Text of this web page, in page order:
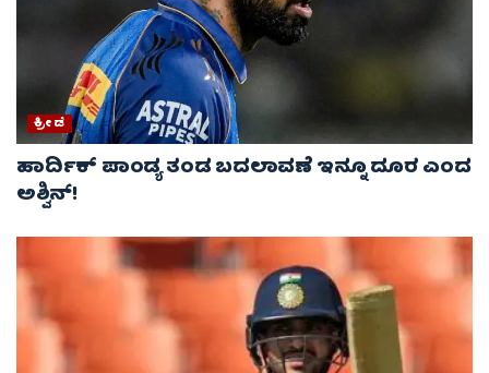
ಕ್ರೀಡೆ
ಹಾರ್ದಿಕ್ ಪಾಂಡ್ಯ ತಂಡ ಬದಲಾವಣೆ ಇನ್ನೂ ದೂರ ಎಂದ
ಅಶ್ವಿನ್​!